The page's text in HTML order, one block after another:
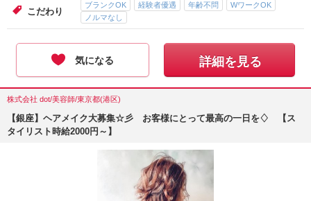
こだわり
ブランクOK 経験者優遇 年齢不問
WワークOK
ノルマなし
気になる 詳細を見る
株式会社 dot/美容師/東京都(港区)
【銀座】ヘアメイク大募集☆彡 お客様にとって最高の一日を♢ 【ス
タイリスト時給2000円～】